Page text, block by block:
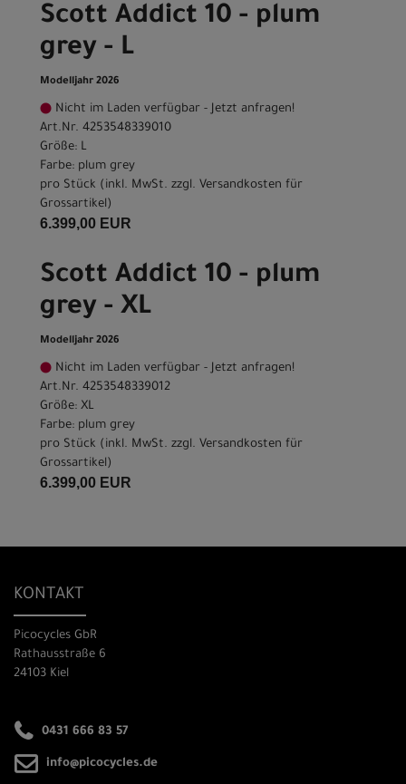
Scott Addict 10 - plum
grey - L
Modelljahr 2026
Nicht im Laden verfügbar - Jetzt anfragen!
Art.Nr. 4253548339010
Größe: L
Farbe: plum grey
pro Stück (inkl. MwSt. zzgl. Versandkosten für
Grossartikel)
6.399,00 EUR
Scott Addict 10 - plum
grey - XL
Modelljahr 2026
Nicht im Laden verfügbar - Jetzt anfragen!
Art.Nr. 4253548339012
Größe: XL
Farbe: plum grey
pro Stück (inkl. MwSt. zzgl. Versandkosten für
Grossartikel)
6.399,00 EUR
KONTAKT
Picocycles GbR
Rathausstraße 6
24103 Kiel
0431 666 83 57
info@picocycles.de